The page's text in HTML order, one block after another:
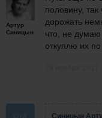
Артур
Синицын
половину,
дорожать
что, не думаю
откуплю их
Синицын